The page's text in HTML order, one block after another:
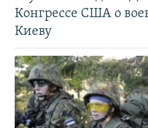
Конгрессе США о
Киеву